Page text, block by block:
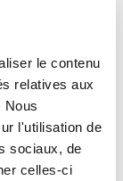
le contenu
relatives aux
Nous
l'utilisation de
sociaux, de
celles-ci